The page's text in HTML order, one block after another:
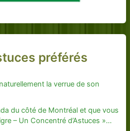
préférés
la verrue de son
du côté de Montréal et que vous
– Un Concentré d’Astuces »…